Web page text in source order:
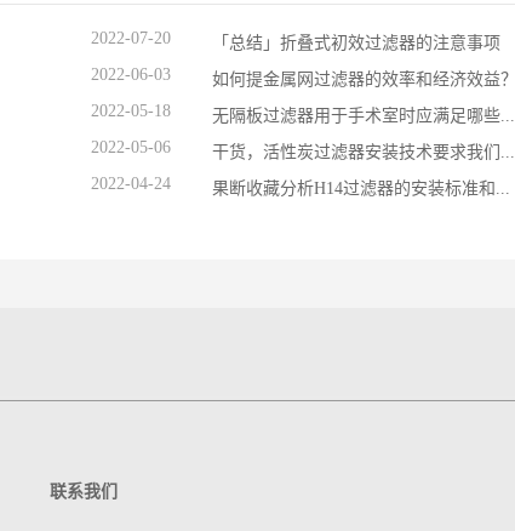
2022-07-20 「总结」折叠式初效过滤器的注意事项
2022-06-03 如何提金属网过滤器的效率和经济效益？
2022-05-18 无隔板过滤器用于手术室时应满足哪些...
2022-05-06 干货，活性炭过滤器安装技术要求我们...
2022-04-24 果断收藏分析H14过滤器的安装标准和...
联系我们